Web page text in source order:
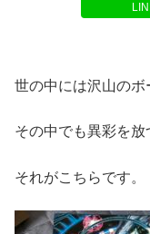
世の中には沢山のボ
その中でも異彩を放
それがこちらです。